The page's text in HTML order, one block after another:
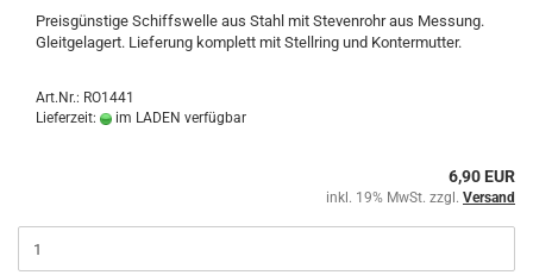
Preisgünstige Schiffswelle aus Stahl mit Stevenrohr aus Messung.
Gleitgelagert. Lieferung komplett mit Stellring und Kontermutter.
Art.Nr.: RO1441
Lieferzeit:
im LADEN verfügbar
6,90 EUR
inkl. 19% MwSt. zzgl. Versand